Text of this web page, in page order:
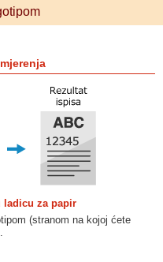
ladicu za papir
(stranom na kojoj ćete